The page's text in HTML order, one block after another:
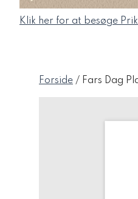
Klik her for at besøge
Forside / Fars Dag